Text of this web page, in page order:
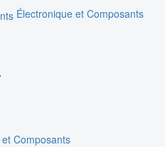
Électronique et Composants
Composants